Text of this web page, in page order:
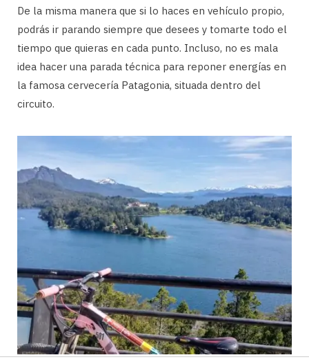
De la misma manera que si lo haces en vehículo propio,
podrás ir parando siempre que desees y tomarte todo el
tiempo que quieras en cada punto. Incluso, no es mala
idea hacer una parada técnica para reponer energías en
la famosa cervecería Patagonia, situada dentro del
circuito.